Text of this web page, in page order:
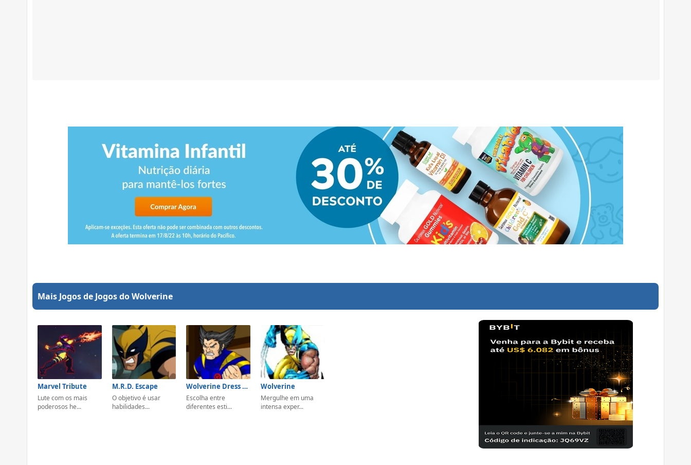
Mais Jogos de Jogos do Wolverine
Marvel Tribute
Lute com os mais
poderosos he...
M.R.D. Escape
O objetivo é usar
habilidades...
Wolverine Dress Up
Escolha entre
diferentes esti...
Wolverine
Mergulhe em uma
intensa exper...